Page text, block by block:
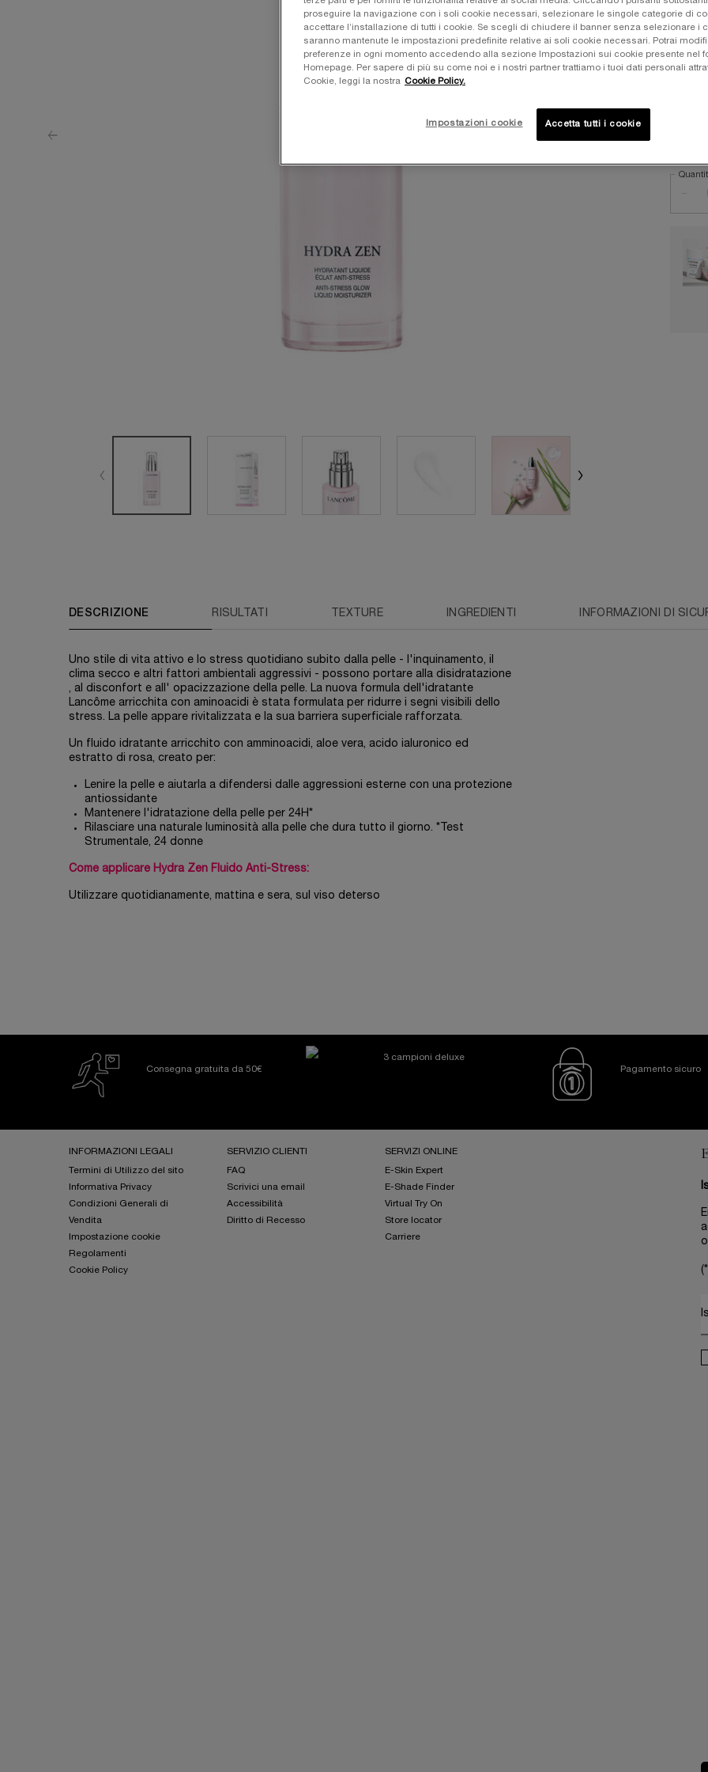
Uno
pelle -
Una
DESCRIZIONE RISULTATI TEXTURE INGREDIENTI INFORMAZIONI DI
Uno stile di vita attivo e lo stress quotidiano subito dalla pelle - l'inquinamento, il
clima secco e altri fattori ambientali aggressivi - possono portare alla disidratazione
, al disconfort e all' opacizzazione della pelle. La nuova formula dell'idratante
Lancôme arricchita con aminoacidi è stata formulata per ridurre i segni visibili dello
stress. La pelle appare rivitalizzata e la sua barriera superficiale rafforzata.
Un fluido idratante arricchito con amminoacidi, aloe vera, acido ialuronico ed
estratto di rosa, creato per:
Lenire la pelle e aiutarla a difendersi dalle aggressioni esterne con una protezione
antiossidante
Mantenere l'idratazione della pelle per 24H*
Rilasciare una naturale luminosità alla pelle che dura tutto il giorno. *Test
Strumentale, 24 donne
Come applicare Hydra Zen Fluido Anti-Stress:
Utilizzare quotidianamente, mattina e sera, sul viso deterso
Consegna gratuita da 50€
3 campioni deluxe
Pagamento sicuro
INFORMAZIONI LEGALI
Termini di Utilizzo del sito
Informativa Privacy
Condizioni Generali di
Vendita
Impostazione cookie
Regolamenti
Cookie Policy
SERVIZIO CLIENTI
FAQ
Scrivici una email
Accessibilità
Diritto di Recesso
SERVIZI ONLINE
E-Skin Expert
E-Shade Finder
Virtual Try On
Store locator
Carriere
proseguire la navigazione con i soli cookie necessari, selezionare le singole categorie di
accettare l’installazione di tutti i cookie. Se scegli di chiudere il banner senza selezionare i
saranno mantenute le impostazioni predefinite relative ai soli cookie necessari. Potrai
preferenze in ogni momento accedendo alla sezione Impostazioni sui cookie presente nel
Homepage. Per sapere di più su come noi e i nostri partner trattiamo i tuoi dati personali
Cookie, leggi la nostra
Cookie Policy.
Impostazioni cookie Accetta tutti i cookie